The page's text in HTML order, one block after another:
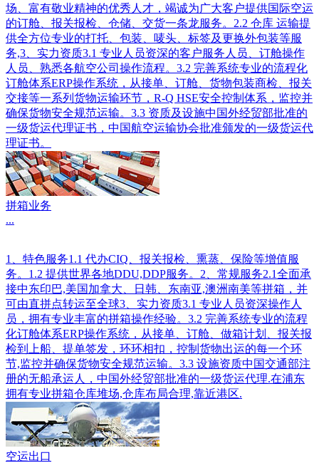
场、富有敬业精神的优秀人才，竭诚为广大客户提供国际空运
的订舱、报关报检、仓储、交货一条龙服务。2.2 仓库 运输提
供全方位专业的打托、包装、唛头、标签及更换外包装等服
务,3、实力资质3.1 专业人员资深的客户服务人员、订舱操作
人员、熟悉各航空公司操作流程。3.2 完善系统专业的流程化
订舱体系ERP操作系统，从接单、订舱、货物包装商检、报关
交接等一系列货物运输环节，R-Q HSE安全控制体系，监控并
确保货物安全规范运输。3.3 资质及设施中国外经贸部批准的
一级货运代理证书，中国航空运输协会批准颁发的一级货运代
理证书。
拼箱业务
...
1、特色服务1.1 代办CIQ、报关报检、熏蒸、保险等增值服
务。1.2 提供世界各地DDU,DDP服务。2、常规服务2.1全面承
接中东印巴,美国加拿大、日韩、东南亚,澳洲南美等拼箱，并
可由直拼点转运至全球3、实力资质3.1 专业人员资深操作人
员，拥有专业丰富的拼箱操作经验。3.2 完善系统专业的流程
化订舱体系ERP操作系统，从接单、订舱、做箱计划、报关报
检到上船、提单签发，环环相扣，控制货物出运的每一个环
节,监控并确保货物安全规范运输。3.3 设施资质中国交通部注
册的无船承运人，中国外经贸部批准的一级货运代理.在浦东
拥有专业拼箱仓库堆场,仓库布局合理,靠近港区.
空运出口